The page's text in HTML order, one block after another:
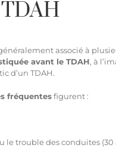
associé à
avant le TDAH, à
d’un TDAH.
fréquentesfigurent :
le trouble des conduites (30